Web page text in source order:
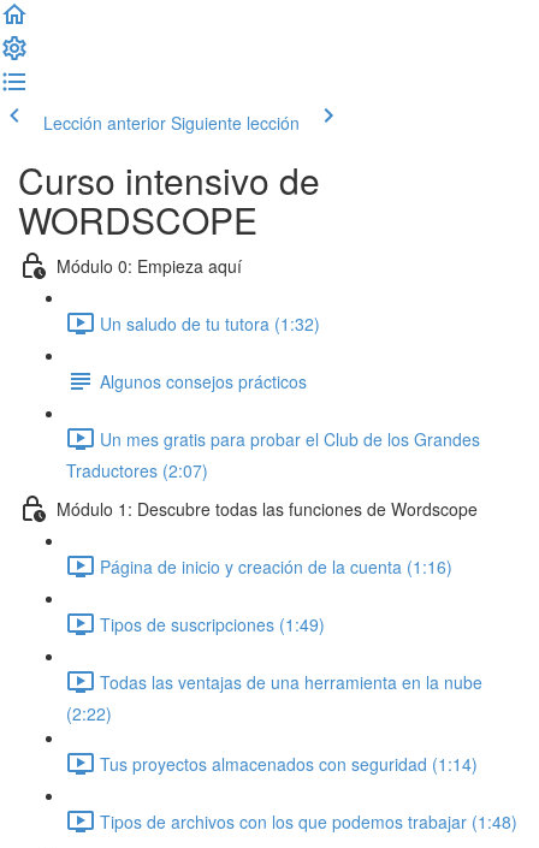
Lección anterior Siguiente lección
Curso intensivo de
WORDSCOPE
Módulo 0: Empieza aquí
Un saludo de tu tutora (1:32)
Algunos consejos prácticos
Un mes gratis para probar el Club de los Grandes
Traductores (2:07)
Módulo 1: Descubre todas las funciones de Wordscope
Página de inicio y creación de la cuenta (1:16)
Tipos de suscripciones (1:49)
Todas las ventajas de una herramienta en la nube
(2:22)
Tus proyectos almacenados con seguridad (1:14)
Tipos de archivos con los que podemos trabajar (1:48)